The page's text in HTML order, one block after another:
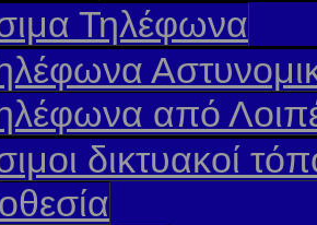
Τηλέφωνα
από
δικτυακοί